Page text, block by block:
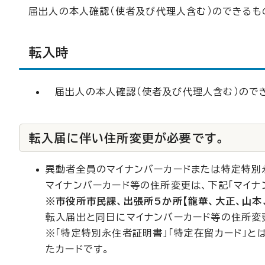
届出人の本人確認（使者及び代理人含む）のできる
転入時
届出人の本人確認（使者及び代理人含む）ので
転入届に伴い住所変更が必要です。
異動者全員のマイナンバーカードまたは特定特
マイナンバーカード等の住所変更は、下記「マ
※市役所市民課、出張所5か所【龍華、大正、山本
転入届出と同日にマイナンバーカード等の住所
※「特定特別永住者証明書」「特定在留カード」
たカードです。